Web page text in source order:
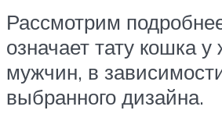
Рассмотрим
означает тату кошка
мужчин, в
выбранного дизайна.